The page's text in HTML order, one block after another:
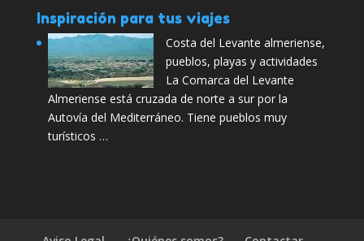
Inspiración para tus viajes
Costa del Levante almeriense,
pueblos, playas y actividades
La Comarca del Levante
Almeriense está cruzada de norte a sur por la
Autovía del Mediterráneo. Tiene pueblos muy
turísticos …